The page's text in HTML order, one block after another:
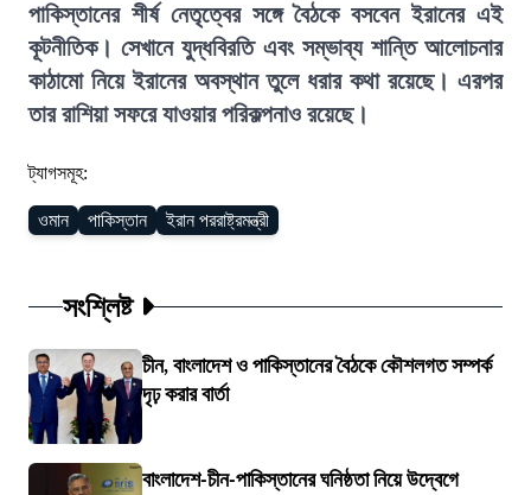
পাকিস্তানের শীর্ষ নেতৃত্বের সঙ্গে বৈঠকে বসবেন ইরানের এই
কূটনীতিক। সেখানে যুদ্ধবিরতি এবং সম্ভাব্য শান্তি আলোচনার
কাঠামো নিয়ে ইরানের অবস্থান তুলে ধরার কথা রয়েছে। এরপর
তার রাশিয়া সফরে যাওয়ার পরিকল্পনাও রয়েছে।
ট্যাগসমূহ:
ওমান পাকিস্তান ইরান পররাষ্ট্রমন্ত্রী
সংশ্লিষ্ট
চীন, বাংলাদেশ ও পাকিস্তানের বৈঠকে কৌশলগত সম্পর্ক
দৃঢ় করার বার্তা
বাংলাদেশ-চীন-পাকিস্তানের ঘনিষ্ঠতা নিয়ে উদ্বেগে